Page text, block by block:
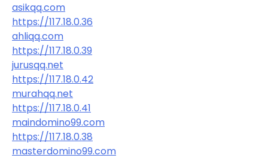
asikqq.com
https://117.18.0.36
ahliqq.com
https://117.18.0.39
jurusqq.net
https://117.18.0.42
murahqq.net
https://117.18.0.41
maindomino99.com
https://117.18.0.38
masterdomino99.com